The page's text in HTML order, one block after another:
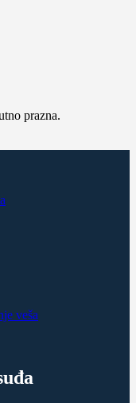
prazna.
veša